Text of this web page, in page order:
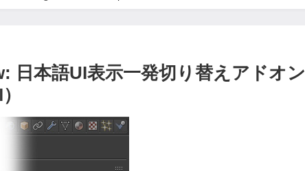
日本語UI表示一発切り替えアドオン